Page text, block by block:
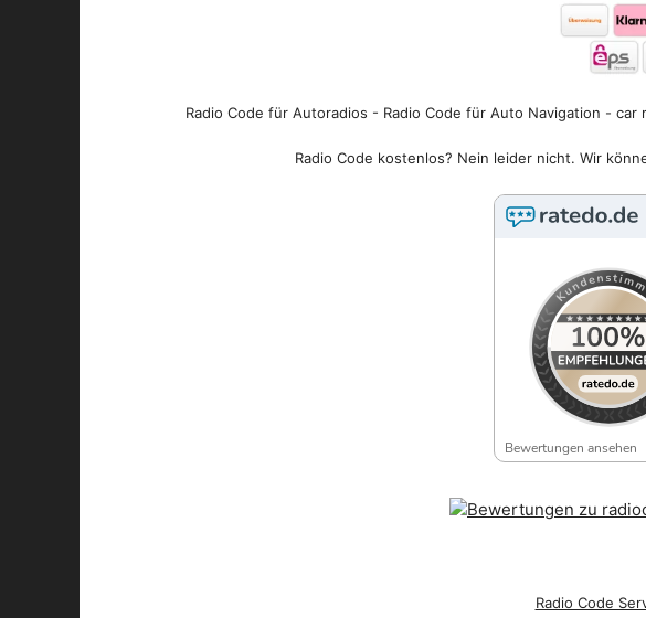
Radio Code für Autoradios - Radio Code für Auto Navigation -
Radio Code kostenlos? Nein leider nicht. Wir
Bewertungen ansehen
Radio Code